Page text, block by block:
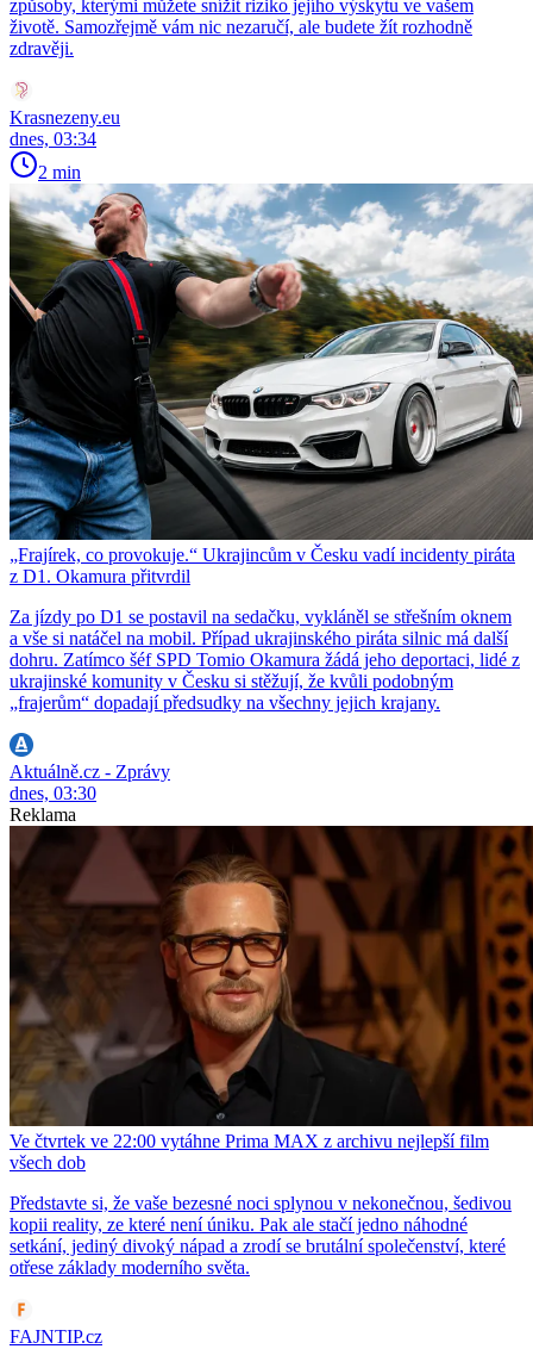
způsoby, kterými můžete snížit riziko jejího výskytu ve vašem
životě. Samozřejmě vám nic nezaručí, ale budete žít rozhodně
zdravěji.
Krasnezeny.eu
dnes, 03:34
2 min
„Frajírek, co provokuje.“ Ukrajincům v Česku vadí incidenty piráta
z D1. Okamura přitvrdil
Za jízdy po D1 se postavil na sedačku, vykláněl se střešním oknem
a vše si natáčel na mobil. Případ ukrajinského piráta silnic má další
dohru. Zatímco šéf SPD Tomio Okamura žádá jeho deportaci, lidé z
ukrajinské komunity v Česku si stěžují, že kvůli podobným
„frajerům“ dopadají předsudky na všechny jejich krajany.
Aktuálně.cz - Zprávy
dnes, 03:30
Reklama
Ve čtvrtek ve 22:00 vytáhne Prima MAX z archivu nejlepší film
všech dob
Představte si, že vaše bezesné noci splynou v nekonečnou, šedivou
kopii reality, ze které není úniku. Pak ale stačí jedno náhodné
setkání, jediný divoký nápad a zrodí se brutální společenství, které
otřese základy moderního světa.
FAJNTIP.cz